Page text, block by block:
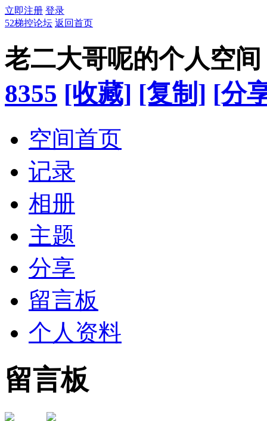
立即注册 登录
52梯控论坛 返回首页
老二大哥呢的个人空间
8355 [收藏] [复制] [分
空间首页
记录
相册
主题
分享
留言板
个人资料
留言板